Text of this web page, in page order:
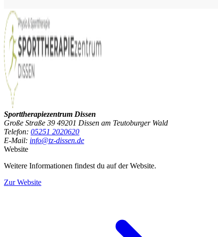
Sporttherapiezentrum Dissen
Große Straße 39 49201 Dissen am Teutoburger Wald
Telefon: 05251 2020620
E-Mail: info@tz-dissen.de
Website
Weitere Informationen findest du auf der Website.
Zur Website